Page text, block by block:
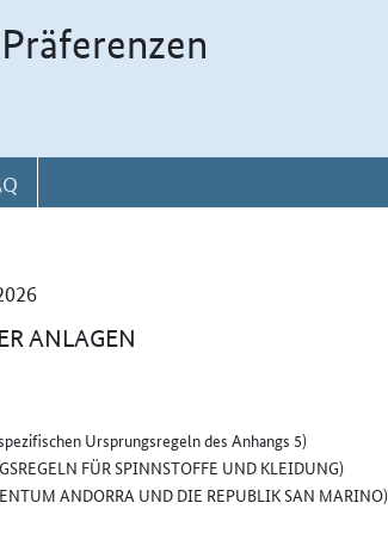
ANLAGEN
Ursprungsregeln des Anhangs 5)
FÜR SPINNSTOFFE UND KLEIDUNG)
ANDORRA UND DIE REPUBLIK SAN MARINO)